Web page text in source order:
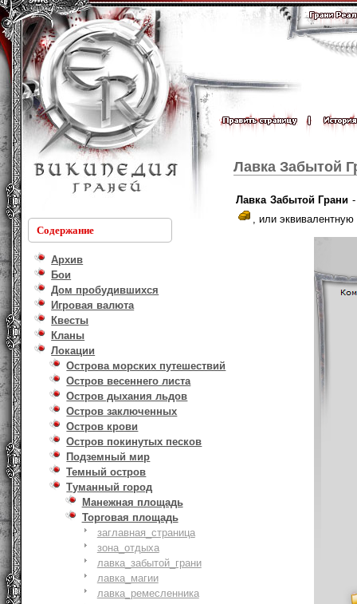
Содержание
Архив
Бои
Дом пробудившихся
Игровая валюта
Квесты
Кланы
Локации
Острова морских путешествий
Остров весеннего листа
Остров дыхания льдов
Остров заключенных
Остров крови
Остров покинутых песков
Подземный мир
Темный остров
Туманный город
Манежная площадь
Торговая площадь
заглавная_страница
зона_отдыха
лавка_забытой_грани
лавка_магии
лавка_ремесленника
Лавка Забытой
Лавка Забытой Грани
, или